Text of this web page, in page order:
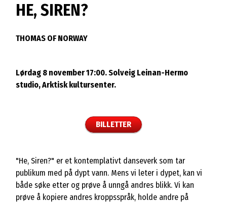
HE, SIREN?
THOMAS OF NORWAY
Lørdag 8 november 17:00. Solveig Leinan-Hermo
studio, Arktisk kultursenter.
BILLETTER
"He, Siren?" er et kontemplativt danseverk som tar
publikum med på dypt vann. Mens vi leter i dypet, kan vi
både søke etter og prøve å unngå andres blikk. Vi kan
prøve å kopiere andres kroppsspråk, holde andre på